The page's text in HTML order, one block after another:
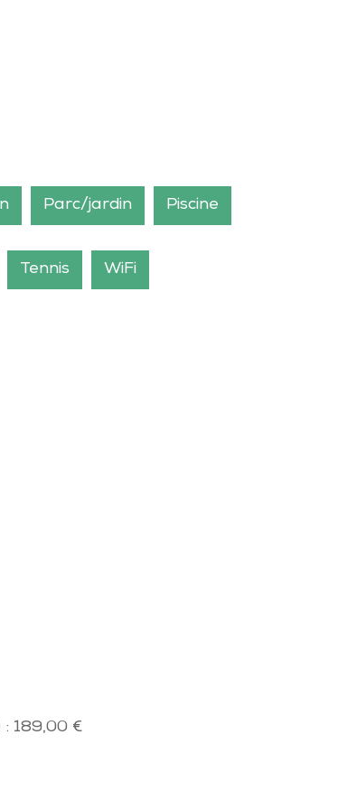
Parc/jardin Piscine
Tennis WiFi
189,00 €